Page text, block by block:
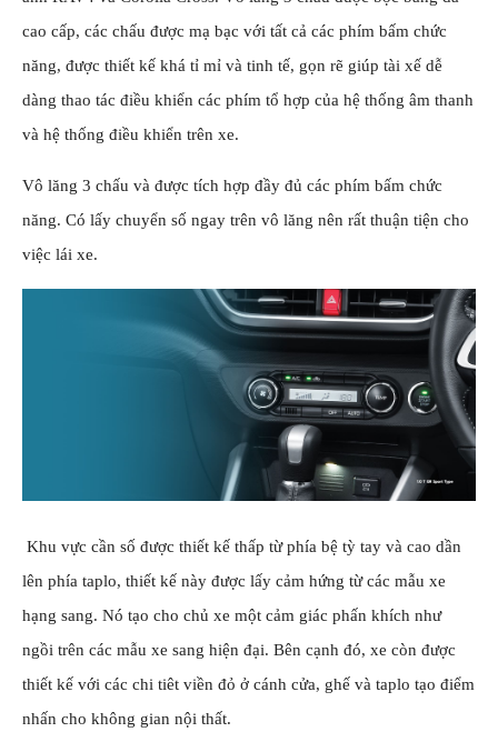
cao cấp, các chấu được mạ bạc với tất cả các phím bấm chức
năng, được thiết kế khá tỉ mỉ và tinh tế, gọn rẽ giúp tài xế dễ
dàng thao tác điều khiển các phím tổ hợp của hệ thống âm thanh
và hệ thống điều khiển trên xe.
Vô lăng 3 chấu và được tích hợp đầy đủ các phím bấm chức
năng. Có lấy chuyển số ngay trên vô lăng nên rất thuận tiện cho
việc lái xe.
Khu vực cần số được thiết kế thấp từ phía bệ tỳ tay và cao dần
lên phía taplo, thiết kế này được lấy cảm hứng từ các mẫu xe
hạng sang. Nó tạo cho chủ xe một cảm giác phấn khích như
ngồi trên các mẫu xe sang hiện đại. Bên cạnh đó, xe còn được
thiết kế với các chi tiêt viền đỏ ở cánh cửa, ghế và taplo tạo điểm
nhấn cho không gian nội thất.